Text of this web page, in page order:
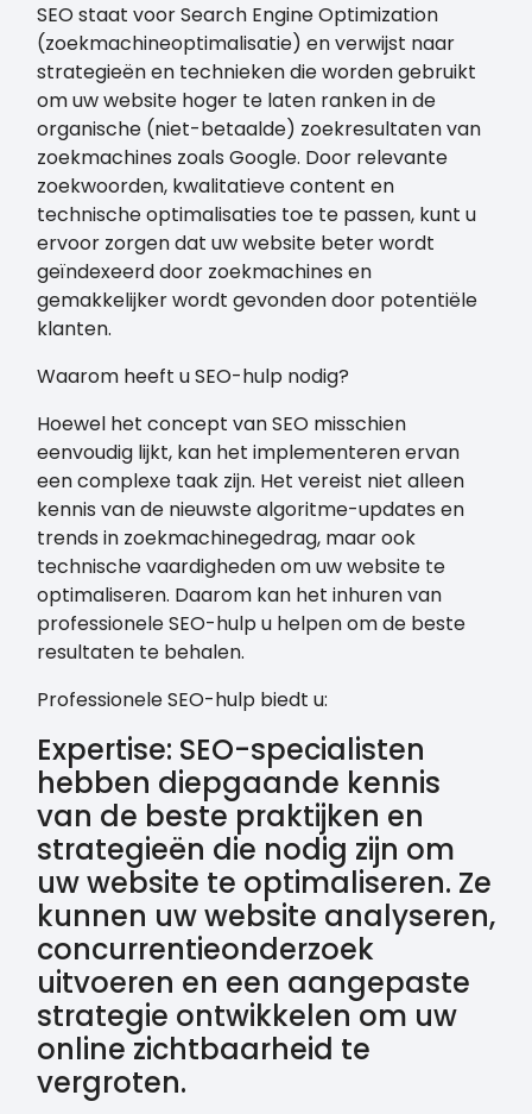
SEO staat voor Search Engine Optimization
(zoekmachineoptimalisatie) en verwijst naar
strategieën en technieken die worden gebruikt
om uw website hoger te laten ranken in de
organische (niet-betaalde) zoekresultaten van
zoekmachines zoals Google. Door relevante
zoekwoorden, kwalitatieve content en
technische optimalisaties toe te passen, kunt u
ervoor zorgen dat uw website beter wordt
geïndexeerd door zoekmachines en
gemakkelijker wordt gevonden door potentiële
klanten.
Waarom heeft u SEO-hulp nodig?
Hoewel het concept van SEO misschien
eenvoudig lijkt, kan het implementeren ervan
een complexe taak zijn. Het vereist niet alleen
kennis van de nieuwste algoritme-updates en
trends in zoekmachinegedrag, maar ook
technische vaardigheden om uw website te
optimaliseren. Daarom kan het inhuren van
professionele SEO-hulp u helpen om de beste
resultaten te behalen.
Professionele SEO-hulp biedt u:
Expertise: SEO-specialisten
hebben diepgaande kennis
van de beste praktijken en
strategieën die nodig zijn om
uw website te optimaliseren. Ze
kunnen uw website analyseren,
concurrentieonderzoek
uitvoeren en een aangepaste
strategie ontwikkelen om uw
online zichtbaarheid te
vergroten.